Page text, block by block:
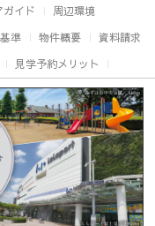
ガイド
周辺環境
準 物件概要
資料請求
見学予約メリット